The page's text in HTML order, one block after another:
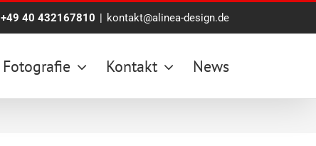
+49 40 432167810 | kontakt@alinea-design.de
Fotografie Kontakt News